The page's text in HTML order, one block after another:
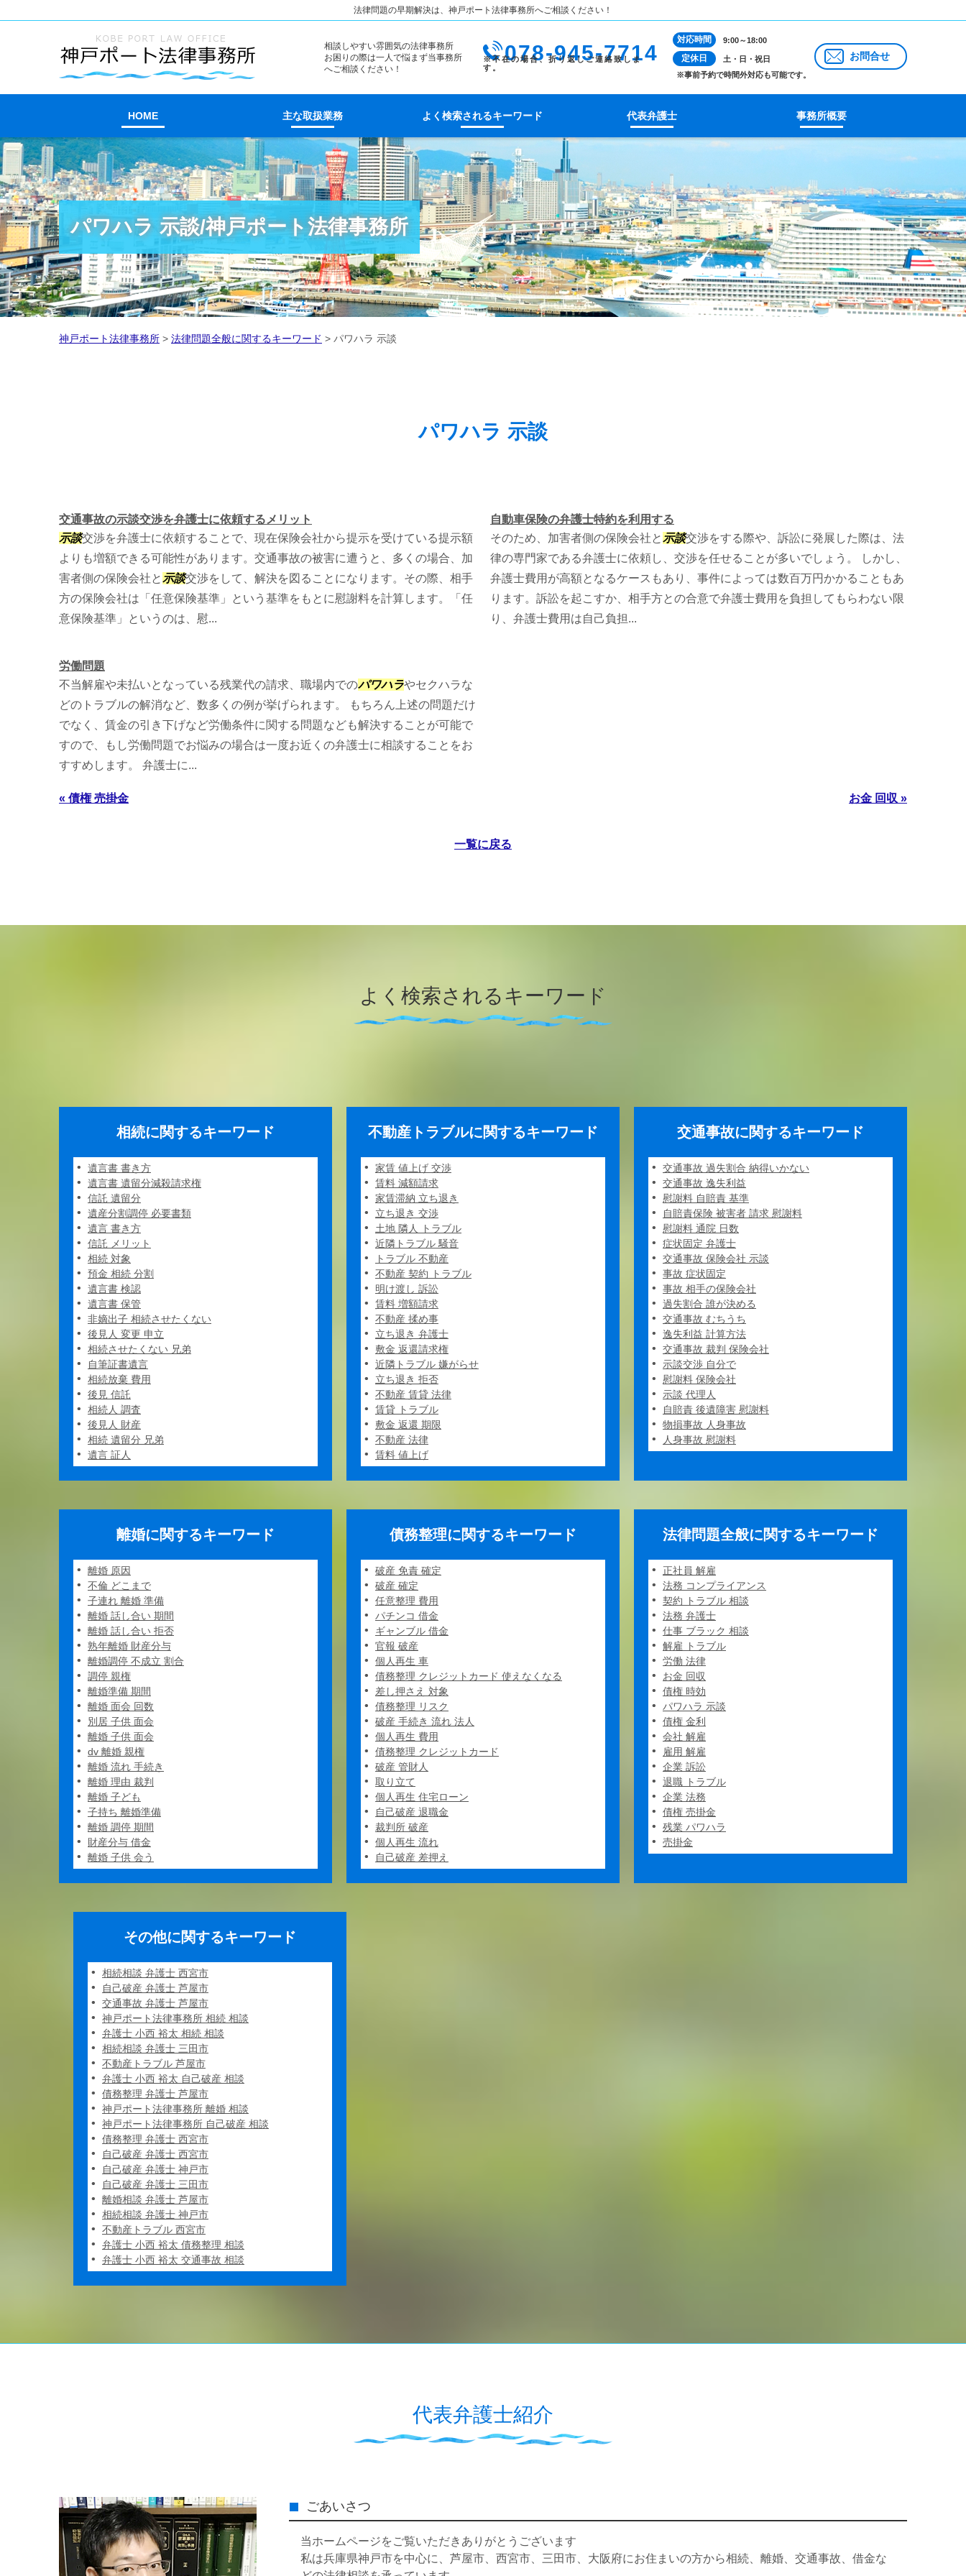
法律問題の早期解決は、神戸ポート法律事務所へご相談ください！
相談しやすい雰囲気の法律事務所
お困りの際は一人で悩まず当事務所
へご相談ください！
078-945-7714
対応時間 9:00～18:00
定休日
土・日・祝日
※事前予約で時間外対応も可能です。
お問合せ
HOME 主な取扱業務 よく検索されるキーワード 代表弁護士 事務所概要
パワハラ 示談/神戸ポート法律事務所
神戸ポート法律事務所 > 法律問題全般に関するキーワード > パワハラ 示談
パワハラ 示談
交通事故の示談交渉を弁護士に依頼するメリット
示談交渉を弁護士に依頼することで、現在保険会社から提示を受けている提示額
よりも増額できる可能性があります。交通事故の被害に遭うと、多くの場合、加
害者側の保険会社と示談交渉をして、解決を図ることになります。その際、相手
方の保険会社は「任意保険基準」という基準をもとに慰謝料を計算します。「任
意保険基準」というのは、慰...
自動車保険の弁護士特約を利用する
そのため、加害者側の保険会社と示談交渉をする際や、訴訟に発展した際は、法
律の専門家である弁護士に依頼し、交渉を任せることが多いでしょう。 しかし、
弁護士費用が高額となるケースもあり、事件によっては数百万円かかることもあ
ります。訴訟を起こすか、相手方との合意で弁護士費用を負担してもらわない限
り、弁護士費用は自己負担...
労働問題
不当解雇や未払いとなっている残業代の請求、職場内でのパワハラやセクハラな
どのトラブルの解消など、数多くの例が挙げられます。 もちろん上述の問題だけ
でなく、賃金の引き下げなど労働条件に関する問題なども解決することが可能で
すので、もし労働問題でお悩みの場合は一度お近くの弁護士に相談することをお
すすめします。 弁護士に...
« 債権 売掛金 お金 回収 »
一覧に戻る
よく検索されるキーワード
相続に関するキーワード
遺言書 書き方
遺言書 遺留分減殺請求権
信託 遺留分
遺産分割調停 必要書類
遺言 書き方
信託 メリット
相続 対象
預金 相続 分割
遺言書 検認
遺言書 保管
非嫡出子 相続させたくない
後見人 変更 申立
相続させたくない 兄弟
自筆証書遺言
相続放棄 費用
後見 信託
相続人 調査
後見人 財産
相続 遺留分 兄弟
遺言 証人
不動産トラブルに関するキーワード
家賃 値上げ 交渉
賃料 減額請求
家賃滞納 立ち退き
立ち退き 交渉
土地 隣人 トラブル
近隣トラブル 騒音
トラブル 不動産
不動産 契約 トラブル
明け渡し 訴訟
賃料 増額請求
不動産 揉め事
立ち退き 弁護士
敷金 返還請求権
近隣トラブル 嫌がらせ
立ち退き 拒否
不動産 賃貸 法律
賃貸 トラブル
敷金 返還 期限
不動産 法律
賃料 値上げ
交通事故に関するキーワード
交通事故 過失割合 納得いかない
交通事故 逸失利益
慰謝料 自賠責 基準
自賠責保険 被害者 請求 慰謝料
慰謝料 通院 日数
症状固定 弁護士
交通事故 保険会社 示談
事故 症状固定
事故 相手の保険会社
過失割合 誰が決める
交通事故 むちうち
逸失利益 計算方法
交通事故 裁判 保険会社
示談交渉 自分で
慰謝料 保険会社
示談 代理人
自賠責 後遺障害 慰謝料
物損事故 人身事故
人身事故 慰謝料
離婚に関するキーワード
離婚 原因
不倫 どこまで
子連れ 離婚 準備
離婚 話し合い 期間
離婚 話し合い 拒否
熟年離婚 財産分与
離婚調停 不成立 割合
調停 親権
離婚準備 期間
離婚 面会 回数
別居 子供 面会
離婚 子供 面会
dv 離婚 親権
離婚 流れ 手続き
離婚 理由 裁判
離婚 子ども
子持ち 離婚準備
離婚 調停 期間
財産分与 借金
離婚 子供 会う
債務整理に関するキーワード
破産 免責 確定
破産 確定
任意整理 費用
パチンコ 借金
ギャンブル 借金
官報 破産
個人再生 車
債務整理 クレジットカード 使えなくなる
差し押さえ 対象
債務整理 リスク
破産 手続き 流れ 法人
個人再生 費用
債務整理 クレジットカード
破産 管財人
取り立て
個人再生 住宅ローン
自己破産 退職金
裁判所 破産
個人再生 流れ
自己破産 差押え
法律問題全般に関するキーワード
正社員 解雇
法務 コンプライアンス
契約 トラブル 相談
法務 弁護士
仕事 ブラック 相談
解雇 トラブル
労働 法律
お金 回収
債権 時効
パワハラ 示談
債権 金利
会社 解雇
雇用 解雇
企業 訴訟
退職 トラブル
企業 法務
債権 売掛金
残業 パワハラ
売掛金
その他に関するキーワード
相続相談 弁護士 西宮市
自己破産 弁護士 芦屋市
交通事故 弁護士 芦屋市
神戸ポート法律事務所 相続 相談
弁護士 小西 裕太 相続 相談
相続相談 弁護士 三田市
不動産トラブル 芦屋市
弁護士 小西 裕太 自己破産 相談
債務整理 弁護士 芦屋市
神戸ポート法律事務所 離婚 相談
神戸ポート法律事務所 自己破産 相談
債務整理 弁護士 西宮市
自己破産 弁護士 西宮市
自己破産 弁護士 神戸市
自己破産 弁護士 三田市
離婚相談 弁護士 芦屋市
相続相談 弁護士 神戸市
不動産トラブル 西宮市
弁護士 小西 裕太 債務整理 相談
弁護士 小西 裕太 交通事故 相談
代表弁護士紹介
ごあいさつ
当ホームページをご覧いただきありがとうございます
私は兵庫県神戸市を中心に、芦屋市、西宮市、三田市、大阪府にお住まいの方から相続、離婚、交通事故、借金な